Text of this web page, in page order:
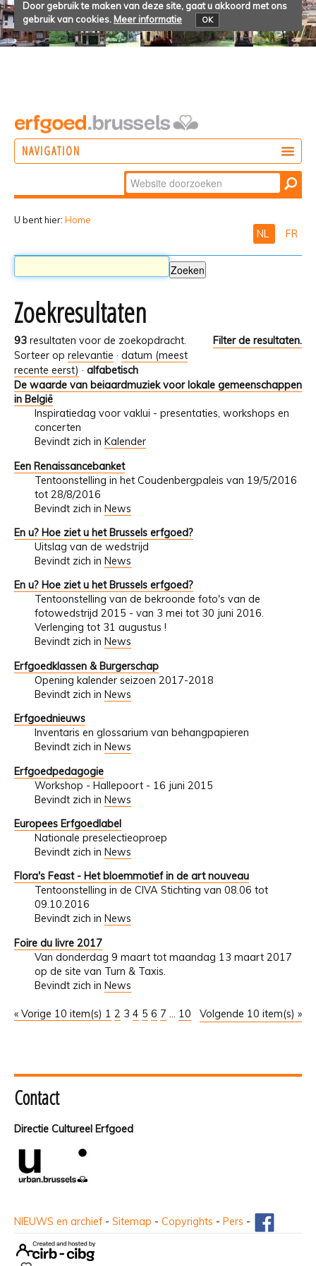
Door gebruik te maken van deze site, gaat u akkoord met ons
gebruik van cookies. Meer informatie OK
NAVIGATION
Zoek
Geavanceerd
U bent hier: Home
NL FR
Zoekresultaten
93 resultaten voor de zoekopdracht.
Filter de resultaten.
Sorteer op relevantie · datum (meest
recente eerst) · alfabetisch
De waarde van beiaardmuziek voor lokale gemeenschappen
in België
Inspiratiedag voor vaklui - presentaties, workshops en
concerten
Bevindt zich in Kalender
Een Renaissancebanket
Tentoonstelling in het Coudenbergpaleis van 19/5/2016
tot 28/8/2016
Bevindt zich in News
En u? Hoe ziet u het Brussels erfgoed?
Uitslag van de wedstrijd
Bevindt zich in News
En u? Hoe ziet u het Brussels erfgoed?
Tentoonstelling van de bekroonde foto's van de
fotowedstrijd 2015 - van 3 mei tot 30 juni 2016.
Verlenging tot 31 augustus !
Bevindt zich in News
Erfgoedklassen & Burgerschap
Opening kalender seizoen 2017-2018
Bevindt zich in News
Erfgoednieuws
Inventaris en glossarium van behangpapieren
Bevindt zich in News
Erfgoedpedagogie
Workshop - Hallepoort - 16 juni 2015
Bevindt zich in News
Europees Erfgoedlabel
Nationale preselectieoproep
Bevindt zich in News
Flora's Feast - Het bloemmotief in de art nouveau
Tentoonstelling in de CIVA Stichting van 08.06 tot
09.10.2016
Bevindt zich in News
Foire du livre 2017
Van donderdag 9 maart tot maandag 13 maart 2017
op de site van Turn & Taxis.
Bevindt zich in News
« Vorige 10 item(s) Volgende 10 item(s) »
1 2 3 4 5 6 7 ... 10
Contact
Directie Cultureel Erfgoed
NIEUWS en archief - Sitemap - Copyrights - Pers -